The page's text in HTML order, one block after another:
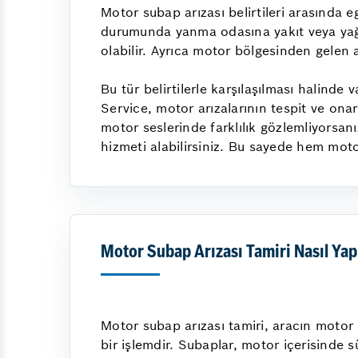
Motor subap arızası belirtileri arasında
durumunda yanma odasına yakıt veya
olabilir. Ayrıca motor bölgesinden gelen
Bu tür belirtilerle karşılaşılması
Service, motor arızalarının tespit ve
motor seslerinde farklılık
hizmeti alabilirsiniz. Bu sayede hem
Motor Subap Arızası Tamiri Nasıl
Motor subap arızası tamiri, aracın
bir işlemdir. Subaplar, motor içerisinde